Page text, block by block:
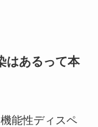
はあるって本
能性ディスペ